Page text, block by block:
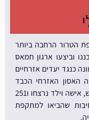
מתקפת הטרור הרחבה ביותר
וביצעו ארגון חמאס
כנגד יעדים אזרחיים
האסון האזרחי הכבד
ביותר בתולדות המדינה. קרוב ל1200 איש, אישה וילד נרצחו ו251
שהביאו למתקפת